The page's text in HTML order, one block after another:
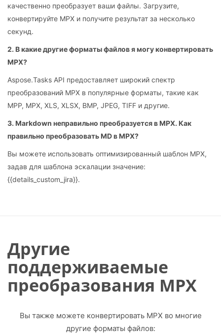
качественно преобразует ваши файлы. Загрузите,
конвертируйте MPX и получите результат за несколько
секунд.
2. В какие другие форматы файлов я могу конвертировать
MPX?
Aspose.Tasks API предоставляет широкий спектр
преобразований MPX в популярные форматы, такие как
MPP, MPX, XLS, XLSX, BMP, JPEG, TIFF и другие.
3. Markdown неправильно преобразуется в MPX. Как
правильно преобразовать MD в MPX?
Вы можете использовать оптимизированный шаблон MPX,
задав для шаблона эскалации значение:
{{details_custom_jira}}.
Другие
поддерживаемые
преобразования MPX
Вы также можете конвертировать MPX во многие
другие форматы файлов: